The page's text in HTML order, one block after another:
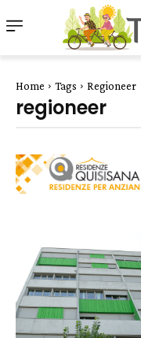
Home Tags Regioneer
regioneer